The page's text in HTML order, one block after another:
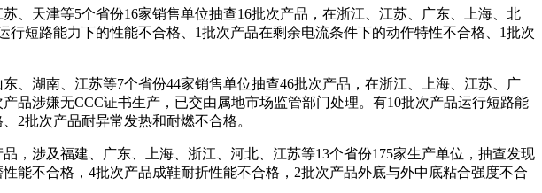
天津等5个省份16家销售单位抽查16批次产品，在浙江、江苏、广东、上海、北
短路能力下的性能不合格、1批次产品在剩余电流条件下的动作特性不合格、1批次
湖南、江苏等7个省份44家销售单位抽查46批次产品，在浙江、上海、江苏、广
品涉嫌无CCC证书生产，已交由属地市场监管部门处理。有10批次产品运行短路能
2批次产品耐异常发热和耐燃不合格。
涉及福建、广东、上海、浙江、河北、江苏等13个省份175家生产单位，抽查发现
能不合格，4批次产品成鞋耐折性能不合格，2批次产品外底与外中底粘合强度不合